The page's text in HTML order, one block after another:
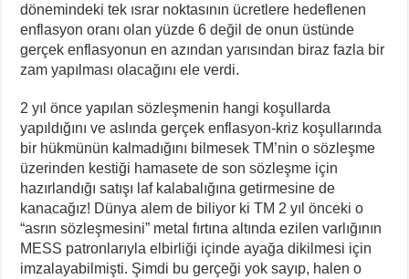
dönemindeki tek ısrar noktasının ücretlere hedeflenen
enflasyon oranı olan yüzde 6 değil de onun üstünde
gerçek enflasyonun en azından yarısından biraz fazla bir
zam yapılması olacağını ele verdi.
2 yıl önce yapılan sözleşmenin hangi koşullarda
yapıldığını ve aslında gerçek enflasyon-kriz koşullarında
bir hükmünün kalmadığını bilmesek TM’nin o sözleşme
üzerinden kestiği hamasete de son sözleşme için
hazırlandığı satışı laf kalabalığına getirmesine de
kanacağız! Dünya alem de biliyor ki TM 2 yıl önceki o
“asrın sözleşmesini” metal fırtına altında ezilen varlığının
MESS patronlarıyla elbirliği içinde ayağa dikilmesi için
imzalayabilmişti. Şimdi bu gerçeği yok sayıp, halen o